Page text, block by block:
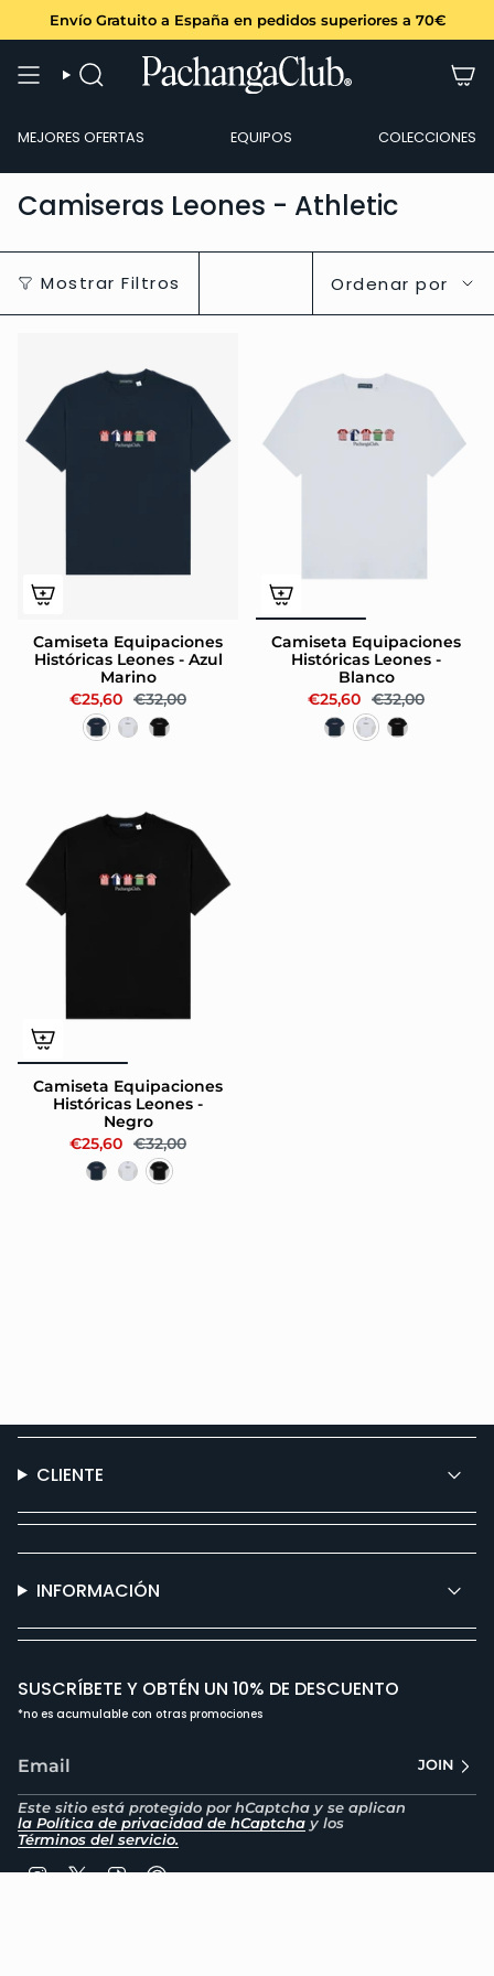
Envío Gratuito a España en pedidos superiores a 70€
BÚSQUEDA
MEJORES OFERTAS EQUIPOS COLECCIONES
Camiseras Leones - Athletic
Mostrar Filtros
Ordenar
por
Ordenar por
Camiseta Equipaciones
Históricas Leones - Azul
Marino
€25,60 €32,00
Camiseta Equipaciones
Históricas Leones -
Blanco
€25,60 €32,00
Camiseta Equipaciones
Históricas Leones -
Negro
€25,60 €32,00
CLIENTE
INFORMACIÓN
SUSCRÍBETE Y OBTÉN UN 10% DE DESCUENTO
*no es acumulable con otras promociones
JOIN
Este sitio está protegido por hCaptcha y se aplican
la Política de privacidad de hCaptcha y los
Términos del servicio.
Instagram
TwitterTikTokPinterest